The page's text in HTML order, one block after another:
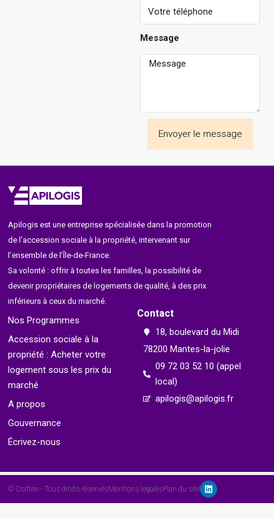
Message
Envoyer le message
Apilogis est une entreprise spécialisée dans la promotion
de l’accession sociale à la propriété, intervenant sur
l’ensemble de l’Île-de-France.
Sa volonté : offrir à toutes les familles, la possibilité de
devenir propriétaires de logements de qualité, à des prix
inférieurs à ceux du marché.
Nos Programmes
Accession sociale à la
propriété : Acheter votre
logement sous les prix du
marché
A propos
Gouvernance
Écrivez-nous
Contact
18, boulevard du Midi
78200 Mantes-la-jolie
09 72 03 52 10 (appel
local)
apilogis@apilogis.fr
© Craftee - Tous droits réservésMentions légalesPlan du site